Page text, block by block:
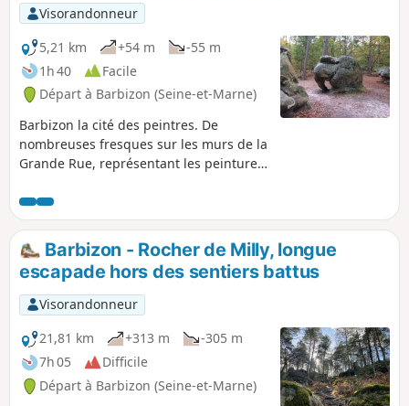
Visorandonneur
5,21 km
+54 m
-55 m
1h 40
Facile
Départ à Barbizon (Seine-et-Marne)
Barbizon la cité des peintres. De
nombreuses fresques sur les murs de la
Grande Rue, représentant les peintures
naturelle d'une roche représentant
"l'Eléphant".
Barbizon - Rocher de Milly, longue
escapade hors des sentiers battus
Visorandonneur
21,81 km
+313 m
-305 m
7h 05
Difficile
Départ à Barbizon (Seine-et-Marne)